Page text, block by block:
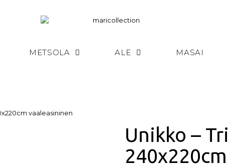
METSOLA ALE MASAI
vaaleasininen
Unikko –